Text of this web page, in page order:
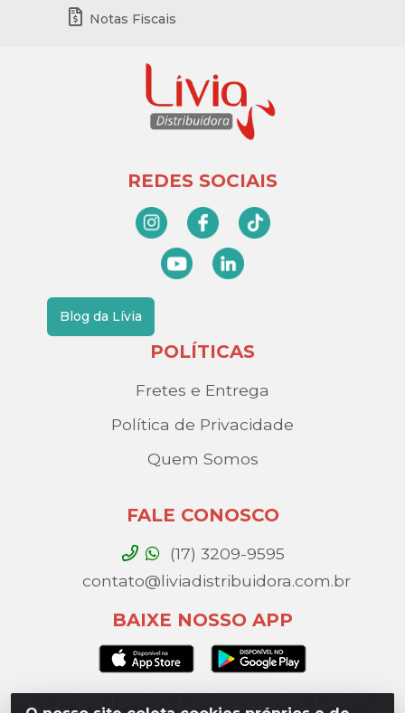
Notas Fiscais
REDES SOCIAIS
Blog da Lívia
POLÍTICAS
Fretes e Entrega
Política de Privacidade
Quem Somos
FALE CONOSCO
(17) 3209-9595
contato@liviadistribuidora.com.br
BAIXE NOSSO APP